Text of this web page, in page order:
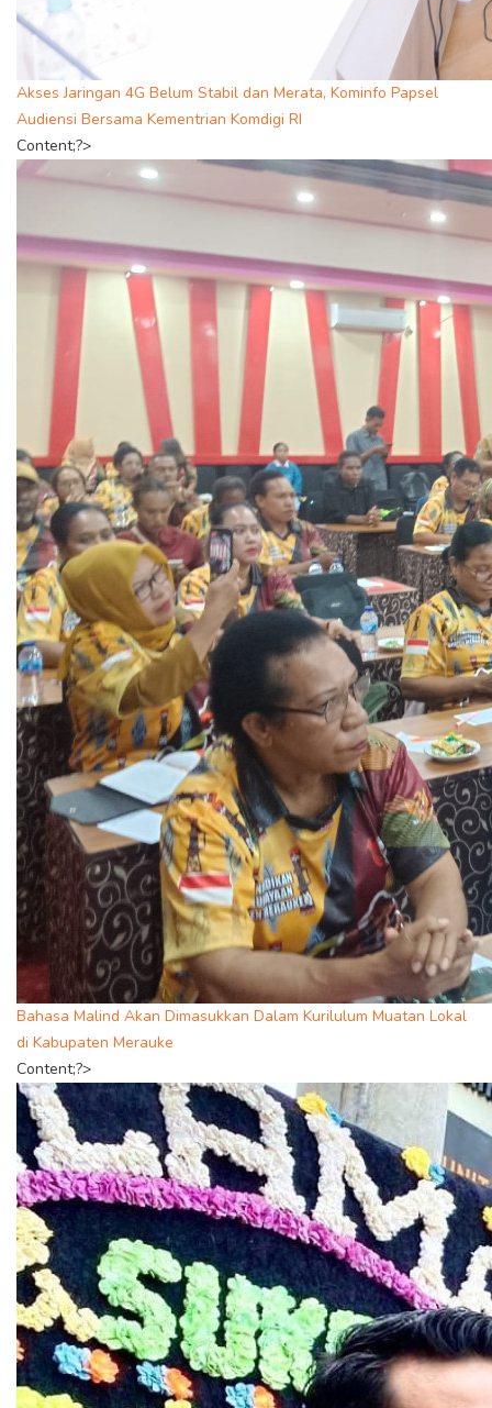
Akses Jaringan 4G Belum Stabil dan Merata, Kominfo Papsel
Audiensi Bersama Kementrian Komdigi RI
Content;?>
Bahasa Malind Akan Dimasukkan Dalam Kurilulum Muatan Lokal
di Kabupaten Merauke
Content;?>